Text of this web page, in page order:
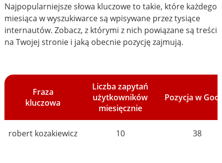
Najpopularniejsze słowa kluczowe to takie, które każdego
miesiąca w wyszukiwarce są wpisywane przez tysiące
internautów. Zobacz, z którymi z nich powiązane są treści
na Twojej stronie i jaką obecnie pozycję zajmują.
Fraza
kluczowa
Liczba zapytań
użytkowników
miesięcznie
Pozycja w
robert kozakiewicz 10 38